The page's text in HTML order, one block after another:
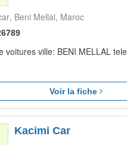
Beni Mellal Maroc
voitures ville: BENI MELLAL
Voir la fiche
Kacimi Car